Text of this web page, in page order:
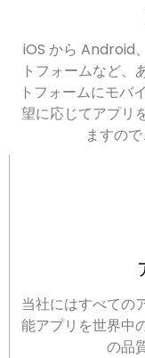
iOS から Android
トフォームなど、
トフォームにモバ
望に応じてアプリ
ますの
当社にはすべての
能アプリを世界中
の品